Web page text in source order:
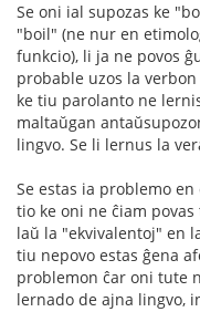
Se oni ial supozas ke
"boil" (ne nur en
funkcio), li ja ne povos
probable uzos la
ke tiu parolanto ne
maltaŭgan
lingvo. Se li lernus la
Se estas ia problemo
tio ke oni ne ĉiam
laŭ la "ekvivalentoj" en
tiu nepovo estas ĝena
problemon ĉar oni tute
lernado de ajna lingvo,